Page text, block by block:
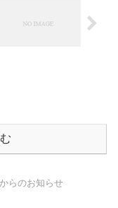
らのお知らせ